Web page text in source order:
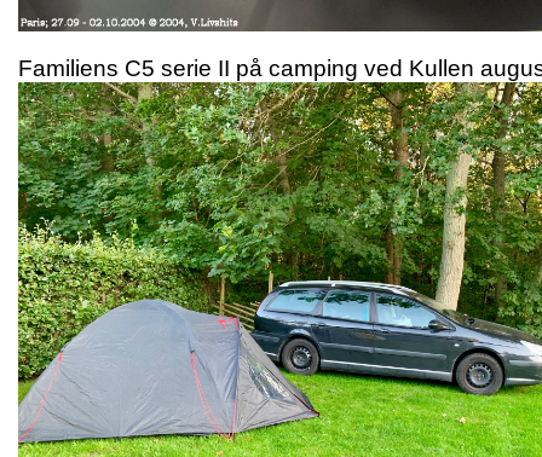
Familiens C5 serie II på camping ved Kullen